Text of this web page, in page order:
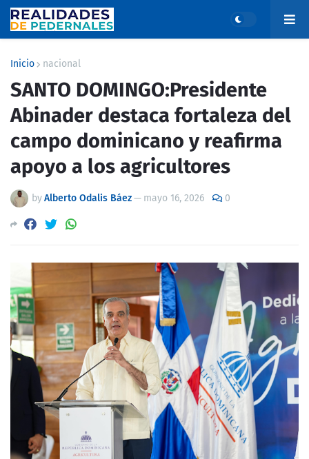
Inicio nacional
SANTO DOMINGO:Presidente
Abinader destaca fortaleza del
campo dominicano y reafirma
apoyo a los agricultores
byAlberto Odalis Báez— mayo 16, 2026 0